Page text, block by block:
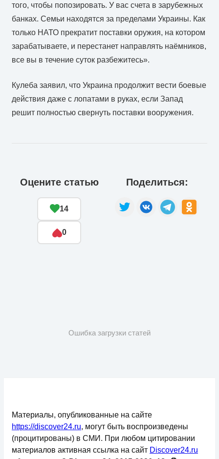
того, чтобы попозировать. У вас счета в зарубежных
банках. Семьи находятся за пределами Украины. Как
только НАТО прекратит поставки оружия, на котором
зарабатываете, и перестанет направлять наёмников,
все вы в течение суток разбежитесь».
Кулеба заявил, что Украина продолжит вести боевые
действия даже с лопатами в руках, если Запад
решит полностью свернуть поставки вооружения.
Оцените статью
14
0
Поделиться:
Ошибка загрузки статей
Материалы, опубликованные на сайте
https://discover24.ru, могут быть воспроизведены
(процитированы) в СМИ. При любом цитировании
материалов активная ссылка на сайт Discover24.ru